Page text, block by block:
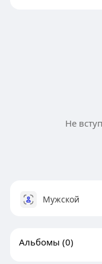
Не
Мужской
Альбомы (0)